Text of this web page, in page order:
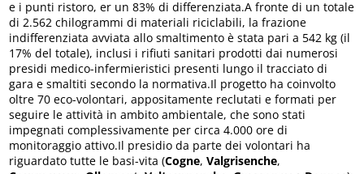
e i punti ristoro, er un 83% di differenziata.A fronte di un totale
di 2.562 chilogrammi di materiali riciclabili, la frazione
indifferenziata avviata allo smaltimento è stata pari a 542 kg (il
17% del totale), inclusi i rifiuti sanitari prodotti dai numerosi
presidi medico-infermieristici presenti lungo il tracciato di
gara e smaltiti secondo la normativa.Il progetto ha coinvolto
oltre 70 eco-volontari, appositamente reclutati e formati per
seguire le attività in ambito ambientale, che sono stati
impegnati complessivamente per circa 4.000 ore di
monitoraggio attivo.Il presidio da parte dei volontari ha
riguardato tutte le basi-vita (Cogne,Valgrisenche,